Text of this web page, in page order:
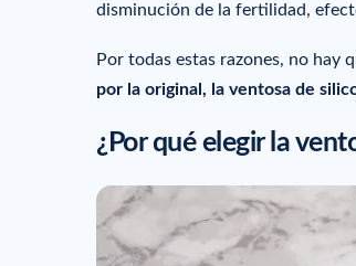
disminución de la fertilidad,
Por todas estas razones, no hay
por la original, la ventosa de
¿Por qué elegir la